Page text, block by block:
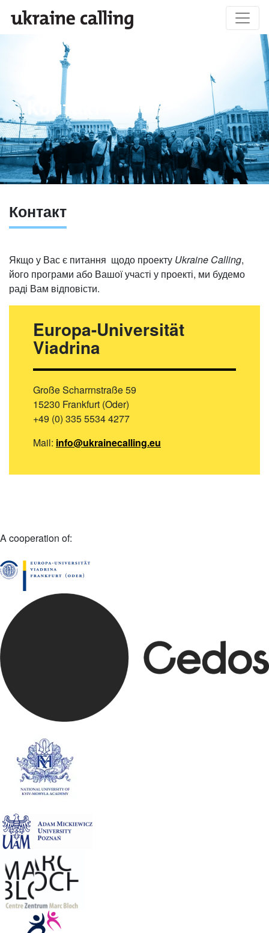
Контакт
Контакт
Якщо у Вас є питання щодо проекту Ukraine Calling,
його програми або Вашої участі у проекті, ми будемо
раді Вам відповісти.
Europa-Universität
Viadrina
Große Scharrnstraße 59
15230 Frankfurt (Oder)
+49 (0) 335 5534 4277
Mail: info@ukrainecalling.eu
A cooperation of: